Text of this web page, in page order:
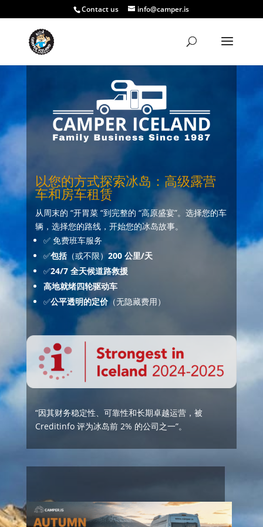
Contact us info@camper.is
以您的方式探索冰岛：高级露营
车和房车租赁
从周末的 “开胃菜 “到完整的 “高原盛宴”。选择您的车
辆，选择您的路线，开始您的冰岛故事。
✅ 免费班车服务
✅包括（或不限）200 公里/天
✅24/7 全天候道路救援
高地就绪四轮驱动车
✅公平透明的定价（无隐藏费用）
“因其财务稳定性、可靠性和长期卓越运营，被
Creditinfo 评为冰岛前 2% 的公司之一”。